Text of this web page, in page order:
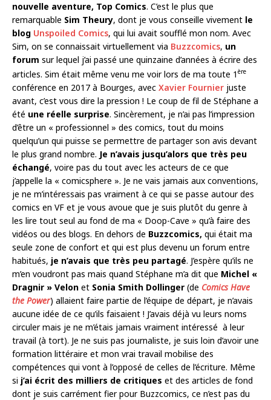
nouvelle aventure, Top Comics. C’est le plus que
remarquable Sim Theury, dont je vous conseille vivement le
blog Unspoiled Comics, qui lui avait soufflé mon nom. Avec
Sim, on se connaissait virtuellement via Buzzcomics, un
forum sur lequel j’ai passé une quinzaine d’années à écrire des
articles. Sim était même venu me voir lors de ma toute 1 ère
conférence en 2017 à Bourges, avec Xavier Fournier juste
avant, c’est vous dire la pression ! Le coup de fil de Stéphane a
été une réelle surprise. Sincèrement, je n’ai pas l’impression
d’être un « professionnel » des comics, tout du moins
quelqu’un qui puisse se permettre de partager son avis devant
le plus grand nombre. Je n’avais jusqu’alors que très peu
échangé, voire pas du tout avec les acteurs de ce que
j’appelle la « comicsphere ». Je ne vais jamais aux conventions,
je ne m’intéressais pas vraiment à ce qui se passe autour des
comics en VF et je vous avoue que je suis plutôt du genre à
les lire tout seul au fond de ma « Doop-Cave » qu’à faire des
vidéos ou des blogs. En dehors de Buzzcomics, qui était ma
seule zone de confort et qui est plus devenu un forum entre
habitués, je n’avais que très peu partagé. J’espère qu’ils ne
m’en voudront pas mais quand Stéphane m’a dit que Michel «
Dragnir » Velon et Sonia Smith Dollinger (de Comics Have
the Power) allaient faire partie de l’équipe de départ, je n’avais
aucune idée de ce qu’ils faisaient ! J’avais déjà vu leurs noms
circuler mais je ne m’étais jamais vraiment intéressé à leur
travail (à tort). Je ne suis pas journaliste, je suis loin d’avoir une
formation littéraire et mon vrai travail mobilise des
compétences qui vont à l’opposé de celles de l’écriture. Même
si j’ai écrit des milliers de critiques et des articles de fond
dont je suis carrément fier pour Buzzcomics, ce n’est pas du